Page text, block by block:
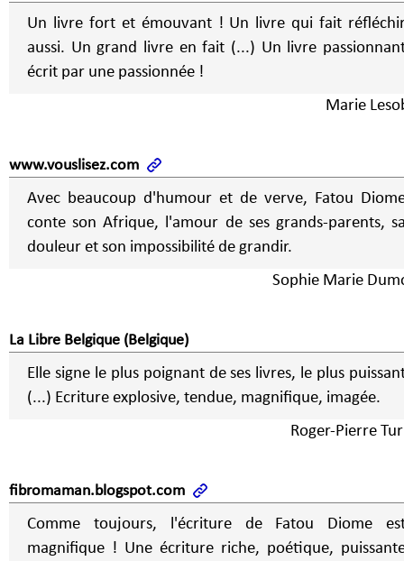
Un livre fort et émouvant ! Un livre qui fait
aussi. Un grand livre en fait (...) Un livre
écrit par une passionnée !
Marie
www.vouslisez.com
Avec beaucoup d'humour et de verve, Fatou
conte son Afrique, l'amour de ses grands-parents,
douleur et son impossibilité de grandir.
Sophie Marie
La Libre Belgique (Belgique)
Elle signe le plus poignant de ses livres, le plus
(...) Ecriture explosive, tendue, magnifique, imagée.
Roger-Pierre
fibromaman.blogspot.com
Comme toujours, l'écriture de Fatou Diome
magnifique ! Une écriture riche, poétique,